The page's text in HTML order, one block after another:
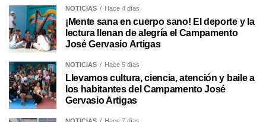
NOTICIAS Hace 4 días
¡Mente sana en cuerpo sano! El deporte y la
lectura llenan de alegría el Campamento
José Gervasio Artigas
NOTICIAS Hace 5 días
Llevamos cultura, ciencia, atención y baile a
los habitantes del Campamento José
Gervasio Artigas